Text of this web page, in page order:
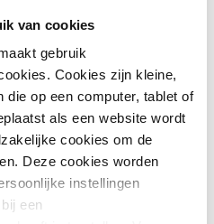
van cookies
gebruik
Cookies zijn kleine,
die op een computer, tablet of
als een website wordt
cookies om de
Deze cookies worden
instellingen
een